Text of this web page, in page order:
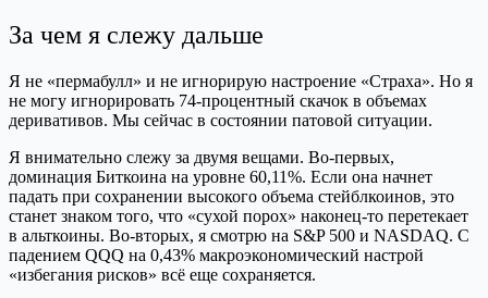
За чем я слежу дальше
Я не «пермабулл» и не игнорирую настроение «Страха». Но я
не могу игнорировать 74-процентный скачок в объемах
деривативов. Мы сейчас в состоянии патовой ситуации.
Я внимательно слежу за двумя вещами. Во-первых,
доминация Биткоина на уровне 60,11%. Если она начнет
падать при сохранении высокого объема стейблкоинов, это
станет знаком того, что «сухой порох» наконец-то перетекает
в альткоины. Во-вторых, я смотрю на S&P 500 и NASDAQ. С
падением QQQ на 0,43% макроэкономический настрой
«избегания рисков» всё еще сохраняется.